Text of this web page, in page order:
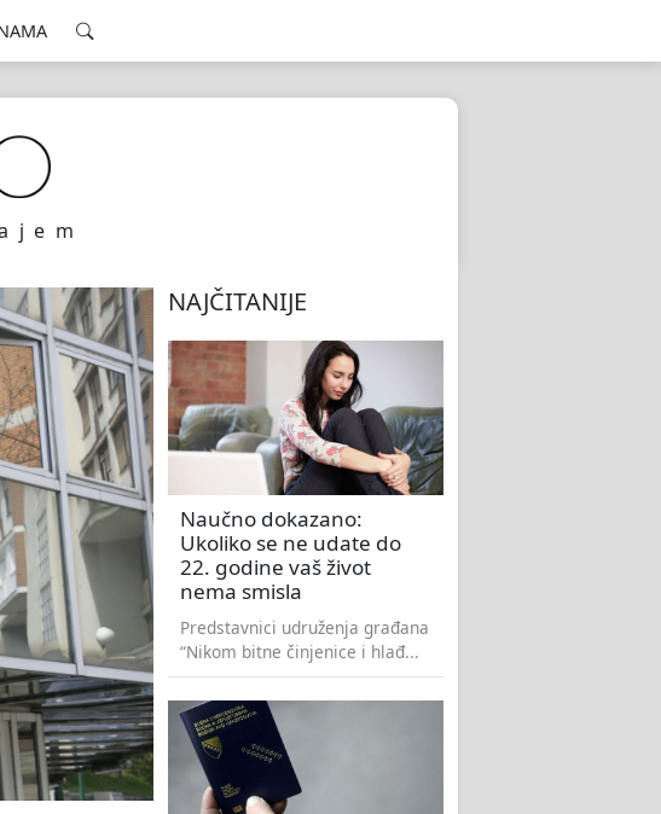
NAJČITANIJE
Naučno dokazano:
Ukoliko se ne udate do
22. godine vaš život
nema smisla
Predstavnici udruženja građana
“Nikom bitne činjenice i hlađ...